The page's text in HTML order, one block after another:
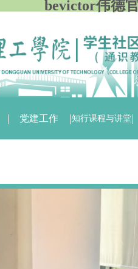
bevictor伟德
党建工作 知行课程与讲堂